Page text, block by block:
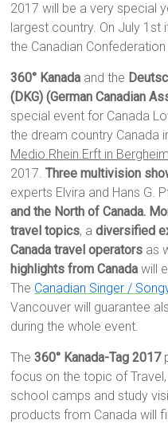
2017 will be a very special
largest country. On July 1st
the Canadian
360° Kanada and the
(DKG) (German Canadian
special event for Canada
the dream country Canada
Medio.Rhein.Erft in
2017.Three multivision
experts Elvira and Hans G.
and the North of Canada.
travel topics, adiversified
Canada travel operators as
highlights from Canada will
The Canadian Singer /
Vancouver will guarantee
during the whole event.
The 360° Kanada-Tag 2017
focus on the topic of
school camps and study
products from Canada will